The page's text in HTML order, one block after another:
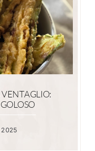
2025